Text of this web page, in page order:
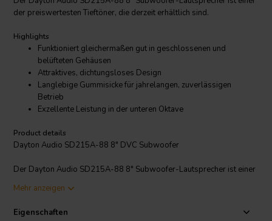
der preiswertesten Tieftöner, die derzeit erhältlich sind.
Highlights
Funktioniert gleichermaßen gut in geschlossenen und
belüfteten Gehäusen
Attraktives, dichtungsloses Design
Langlebige Gummisicke für jahrelangen, zuverlässigen
Betrieb
Exzellente Leistung in der unteren Oktave
Product details
Dayton Audio SD215A-88 8" DVC Subwoofer
Der Dayton Audio SD215A-88 8" Subwoofer-Lautsprecher ist einer
der DVC-Serie wurden mit dem Ziel entwickelt, die maximale
polybeschichtete Papiermembranen, breite Gummisicken, große 8-
Mehr anzeigen
Eigenschaften